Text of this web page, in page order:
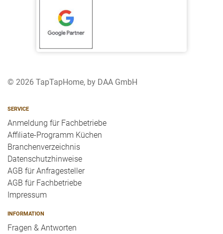
© 2026 TapTapHome, by DAA GmbH
SERVICE
Anmeldung für Fachbetriebe
Affiliate-Programm Küchen
Branchenverzeichnis
Datenschutzhinweise
AGB für Anfragesteller
AGB für Fachbetriebe
Impressum
INFORMATION
Fragen & Antworten